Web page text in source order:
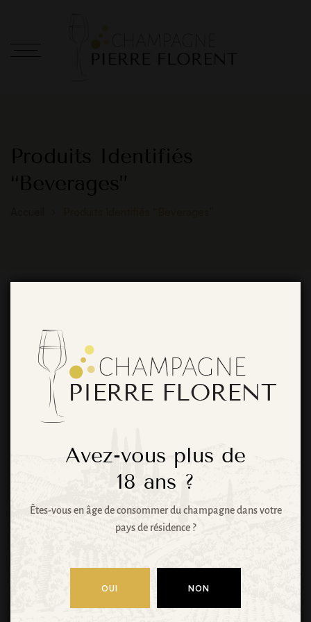
Produits Identifiés
“Beverages”
De grandes
choses se
profilent à
l’horizon
boutique est en chantier et sera bientôt lancée !
Avez-vous plus de
18 ans ?
Êtes-vous en âge de consommer du champagne dans votre
pays de résidence ?
OUI NON